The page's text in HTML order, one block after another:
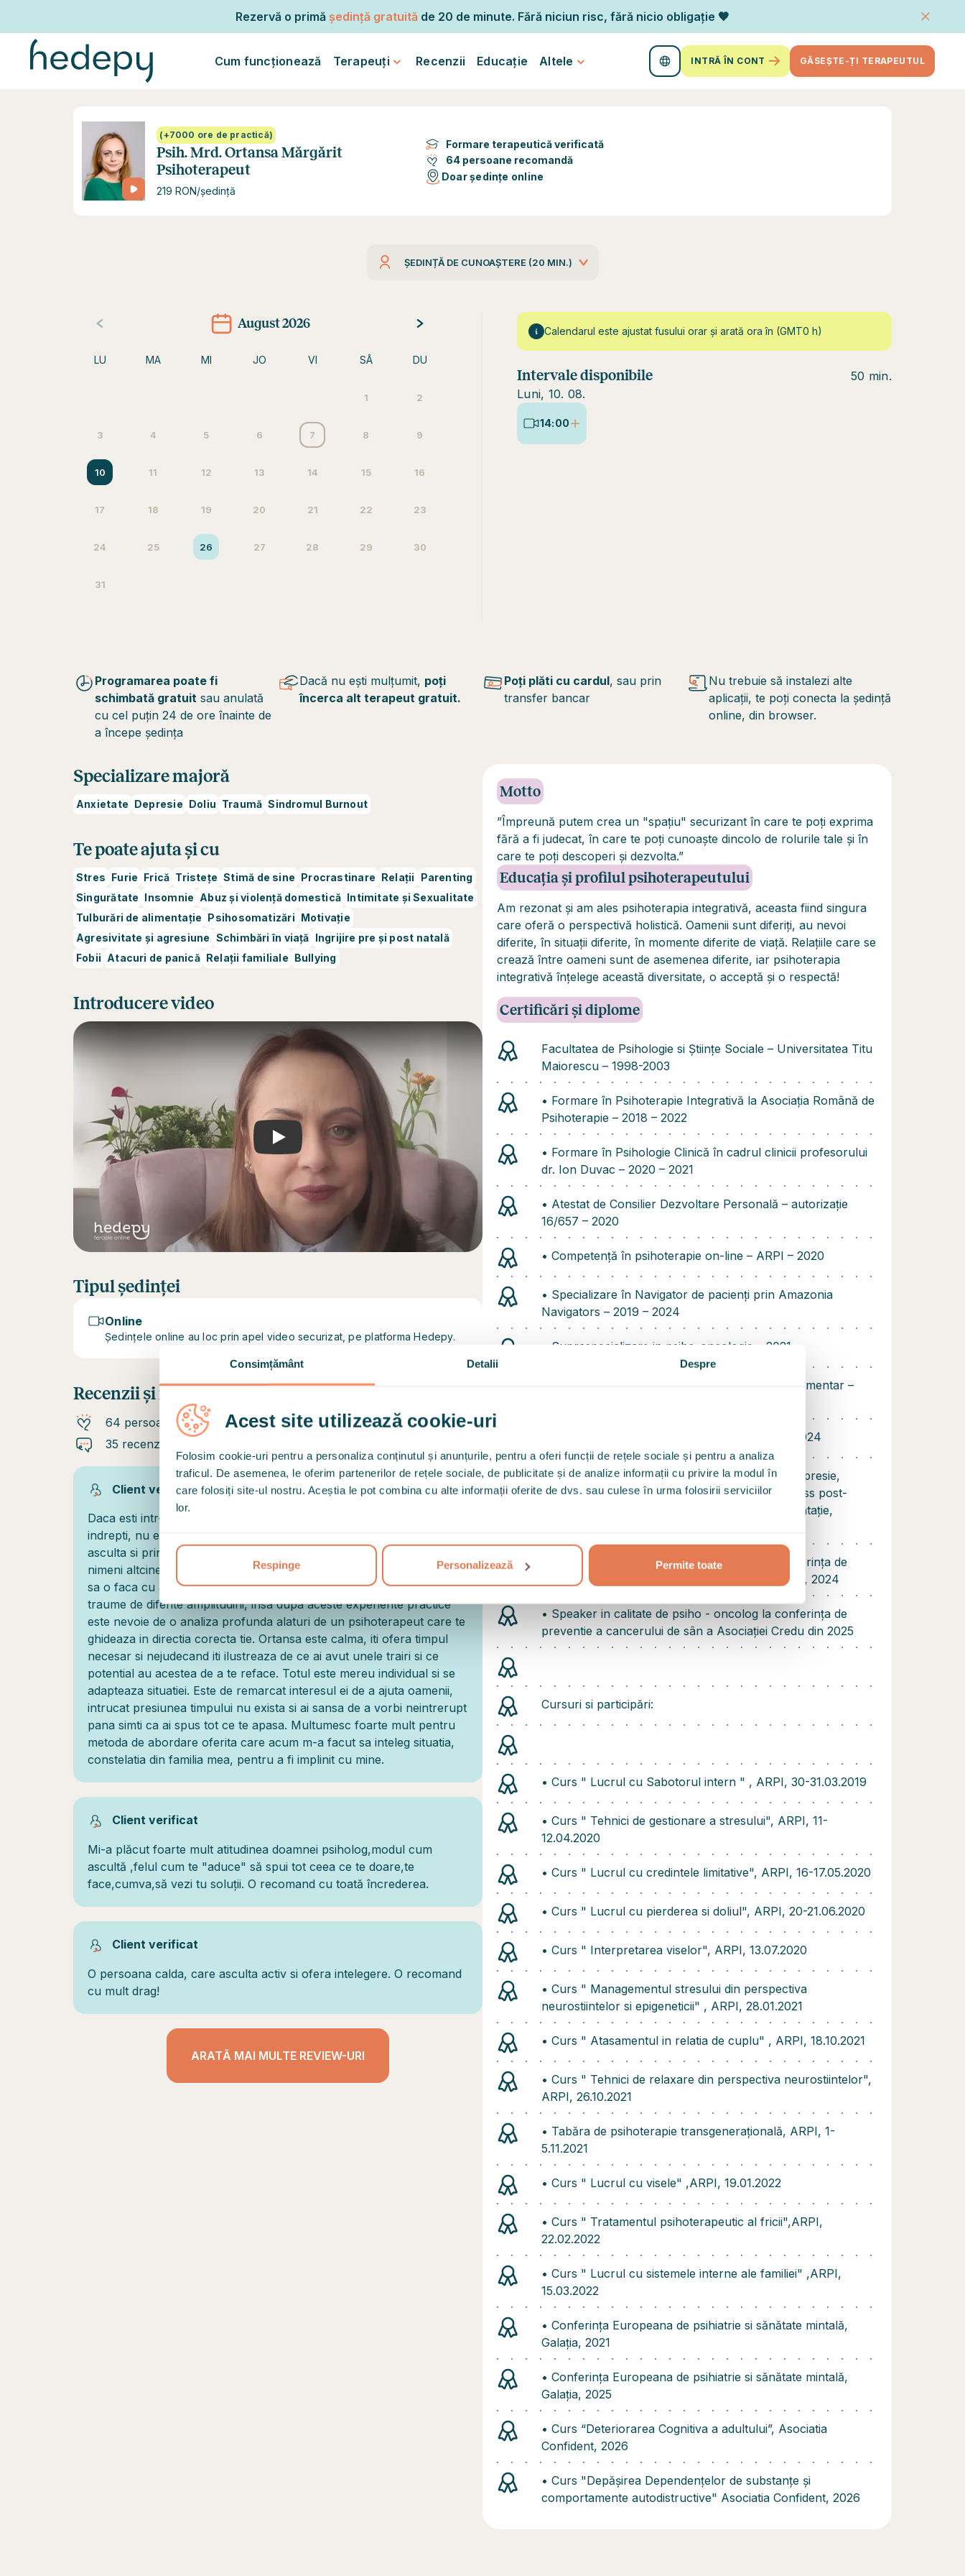
Consimțământ Detalii Despre
Acest site utilizează cookie-uri
Folosim cookie-uri pentru a personaliza conținutul și anunțurile, pentru a oferi funcții de rețele sociale și pentru a analiza
traficul. De asemenea, le oferim partenerilor de rețele sociale, de publicitate și de analize informații cu privire la modul în
care folosiți site-ul nostru. Aceștia le pot combina cu alte informații oferite de dvs. sau culese în urma folosirii serviciilor
lor.
Respinge Personalizează Permite toate
Rezervă o primă ședință gratuită de 20 de minute. Fără niciun risc, fără nicio obligație 🧡
Cum funcționează Terapeuți Recenzii Educație Altele INTRĂ ÎN CONT GĂSEȘTE-ȚI TERAPEUTUL
(+7000 ore de practică)
Psih. Mrd. Ortansa Mărgărit
Psihoterapeut
219 RON/ședință
Formare terapeutică verificată
64 persoane recomandă
Doar ședințe online
ȘEDINȚĂ DE CUNOAȘTERE (20 MIN.)
August 2026
LU MA MI JO VI SÂ DU
1 2
3 4 5 6 7 8 9
10 11 12 13 14 15 16
17 18 19 20 21 22 23
24 25 26 27 28 29 30
31
Calendarul este ajustat fusului orar și arată ora în (GMT0 h)
Intervale disponibile
Luni, 10. 08.
50 min.
14:00
Programarea poate fi
schimbată gratuit sau anulată
cu cel puțin 24 de ore înainte de
a începe ședința
Dacă nu ești mulțumit, poți
încerca alt terapeut gratuit.
Poți plăti cu cardul, sau prin
transfer bancar
Nu trebuie să instalezi alte
aplicații, te poți conecta la ședință
online, din browser.
Specializare majoră
Anxietate Depresie Doliu Traumă Sindromul Burnout
Te poate ajuta și cu
Stres Furie Frică Tristețe Stimă de sine Procrastinare Relații
Parenting
Singurătate Insomnie Abuz și violență domestică Intimitate și Sexualitate
Tulburări de alimentație Psihosomatizări Motivație
Agresivitate și agresiune Schimbări în viață Ingrijire pre și post natală
Fobii Atacuri de panică Relații familiale Bullying
Introducere video
Play
Tipul ședinței
Online
Ședințele online au loc prin apel video securizat, pe platforma Hedepy.
Recenzii și recomandări
64 persoane recomandă
35 recenzii
Client verificat
Daca esti intr-o situatie foarte dificila si nu stii inspre ce ar trebui sa te
indrepti, nu ezita sa iei decizia de a alege aceasta persoana care te
asculta si prin relatarea vietii tale te ghideaza intr-o sfera privata cum
nimeni altcineva (de exemplu prieteni si chiar si familia) nu ar putea
sa o faca cu adevarat la acelasi nivel. Consider ca toti traim anumite
traume de diferite amplitudini, insa dupa aceste experiente practice
este nevoie de o analiza profunda alaturi de un psihoterapeut care te
ghideaza in directia corecta tie. Ortansa este calma, iti ofera timpul
necesar si nejudecand iti ilustreaza de ce ai avut unele trairi si ce
potential au acestea de a te reface. Totul este mereu individual si se
adapteaza situatiei. Este de remarcat interesul ei de a ajuta oamenii,
intrucat presiunea timpului nu exista si ai sansa de a vorbi neintrerupt
pana simti ca ai spus tot ce te apasa. Multumesc foarte mult pentru
metoda de abordare oferita care acum m-a facut sa inteleg situatia,
constelatia din familia mea, pentru a fi implinit cu mine.
Client verificat
Mi-a plăcut foarte mult atitudinea doamnei psiholog,modul cum
ascultă ,felul cum te "aduce" să spui tot ceea ce te doare,te
face,cumva,să vezi tu soluții. O recomand cu toată încrederea.
Client verificat
O persoana calda, care asculta activ si ofera intelegere. O recomand
cu mult drag!
ARATĂ MAI MULTE REVIEW-URI
Motto
”Împreună putem crea un "spațiu" securizant în care te poți exprima
fără a fi judecat, în care te poți cunoaște dincolo de rolurile tale și în
care te poți descoperi și dezvolta.”
Educația și profilul psihoterapeutului
Am rezonat și am ales psihoterapia integrativă, aceasta fiind singura
care oferă o perspectivă holistică. Oamenii sunt diferiți, au nevoi
diferite, în situații diferite, în momente diferite de viață. Relațiile care se
crează între oameni sunt de asemenea diferite, iar psihoterapia
integrativă înțelege această diversitate, o acceptă și o respectă!
Certificări și diplome
Facultatea de Psihologie si Științe Sociale – Universitatea Titu
Maiorescu – 1998-2003
•⁠ ⁠Formare în Psihoterapie Integrativă la Asociația Română de
Psihoterapie – 2018 – 2022
•⁠ ⁠Formare în Psihologie Clinică în cadrul clinicii profesorului
dr. Ion Duvac – 2020 – 2021
•⁠ ⁠Atestat de Consilier Dezvoltare Personală – autorizație
16/657 – 2020
•⁠ ⁠Competență în psihoterapie on-line – ARPI – 2020
•⁠ ⁠Specializare în Navigator de pacienți prin Amazonia
Navigators – 2019 – 2024
•⁠ ⁠Supraspecializare in psiho-oncologie – 2021
•⁠ ⁠Specializare in tulburările de comportament alimentar –
•⁠ ⁠Specializare in tulburările de personalitate – 2024
•⁠ ⁠Licență în testare și evaluare psihometrică : depresie,
anxietate, tulburare de panică, tulburare de stress post-
traumatic, tulburări cognitive, tulburari de alimentație,
•⁠ ⁠Speaker in calitate de psiho - oncolog la conferința de
preventie a cancerului de sân a Asociației Credu, 2024
•⁠ ⁠Speaker in calitate de psiho - oncolog la conferința de
preventie a cancerului de sân a Asociației Credu din 2025
Cursuri si participări:
•⁠ ⁠Curs " Lucrul cu Sabotorul intern " , ARPI, 30-31.03.2019
•⁠ ⁠Curs " Tehnici de gestionare a stresului", ARPI, 11-
12.04.2020
•⁠ ⁠Curs " Lucrul cu credintele limitative", ARPI, 16-17.05.2020
•⁠ ⁠Curs " Lucrul cu pierderea si doliul", ARPI, 20-21.06.2020
•⁠ ⁠Curs " Interpretarea viselor", ARPI, 13.07.2020
•⁠ ⁠Curs " Managementul stresului din perspectiva
neurostiintelor si epigeneticii" , ARPI, 28.01.2021
•⁠ ⁠Curs " Atasamentul in relatia de cuplu" , ARPI, 18.10.2021
•⁠ ⁠Curs " Tehnici de relaxare din perspectiva neurostiintelor",
ARPI, 26.10.2021
•⁠ ⁠Tabăra de psihoterapie transgenerațională, ARPI, 1-
5.11.2021
•⁠ ⁠Curs " Lucrul cu visele" ,ARPI, 19.01.2022
•⁠ ⁠Curs " Tratamentul psihoterapeutic al fricii",ARPI,
22.02.2022
•⁠ ⁠Curs " Lucrul cu sistemele interne ale familiei" ,ARPI,
15.03.2022
•⁠ ⁠Conferința Europeana de psihiatrie si sănătate mintală,
Galația, 2021
•⁠ ⁠Conferința Europeana de psihiatrie si sănătate mintală,
Galația, 2025
•⁠ Curs “Deteriorarea Cognitiva a adultului”, Asociatia
Confident, 2026
•⁠ Curs "Depășirea Dependențelor de substanțe și
comportamente autodistructive" Asociatia Confident, 2026